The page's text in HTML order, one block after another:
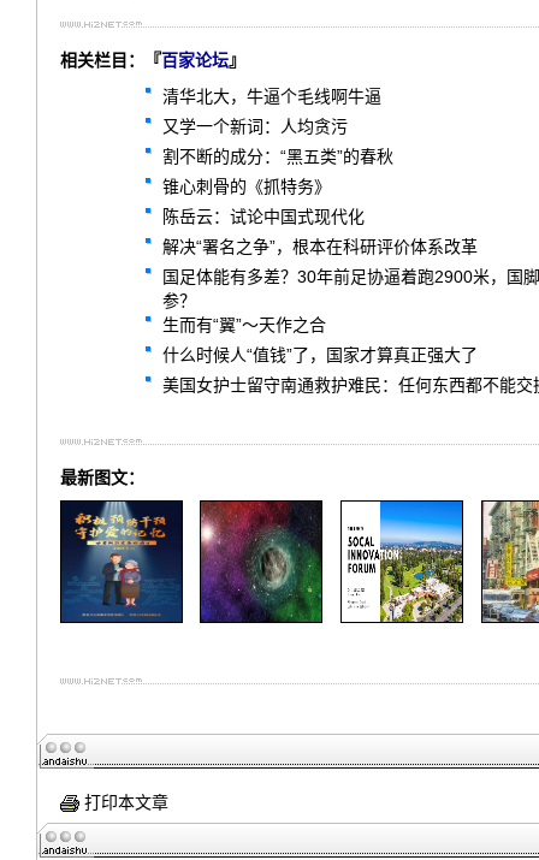
相关栏目：『百家论坛』
清华北大，牛逼个毛线啊牛逼
又学一个新词：人均贪污
割不断的成分：“黑五类”的春秋
锥心刺骨的《抓特务》
陈岳云：试论中国式现代化
解决“署名之争”，根本在科研评价体系改革
国足体能有多差？30年前足协逼着跑2900米，国
参？
生而有“翼”～天作之合
什么时候人“值钱”了，国家才算真正强大了
美国女护士留守南通救护难民：任何东西都不能交
最新图文：
打印本文章